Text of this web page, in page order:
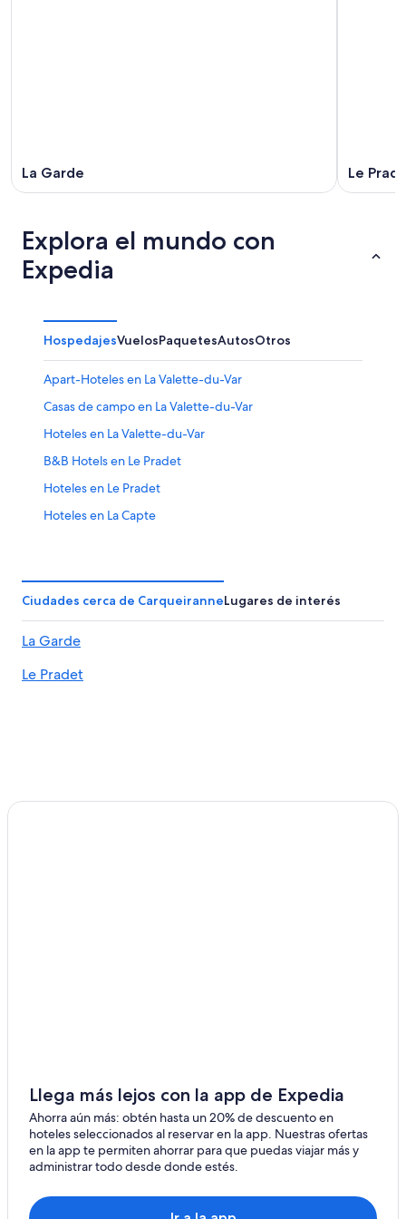
La Garde Le
Explora el mundo con
Expedia
HospedajesVuelosPaquetesAutosOtros
Apart-Hoteles en La Valette-du-Var
Casas de campo en La Valette-du-Var
Hoteles en La Valette-du-Var
B&B Hotels en Le Pradet
Hoteles en Le Pradet
Hoteles en La Capte
Hoteles en Hyères
Hoteles 5 estrellas en Toulon - Hyères
Campings en Toulon - Hyères
Hilton Hotels en Toulon - Hyères
Ciudades cerca de CarqueiranneLugares de interés
La Garde
Le Pradet
Llega más lejos con la app de Expedia
Ahorra aún más: obtén hasta un 20% de descuento en
hoteles seleccionados al reservar en la app. Nuestras ofertas
en la app te permiten ahorrar para que puedas viajar más y
administrar todo desde donde estés.